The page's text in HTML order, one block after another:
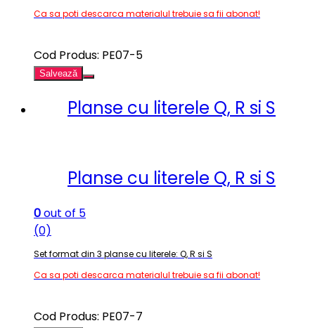
Ca sa poti descarca materialul trebuie sa fii abonat!
Cod Produs: PE07-5
Salvează
Planse cu literele Q, R si S
Planse cu literele Q, R si S
0out of 5
(0)
Set format din 3 planse cu literele: Q, R si S
Ca sa poti descarca materialul trebuie sa fii abonat!
Cod Produs: PE07-7